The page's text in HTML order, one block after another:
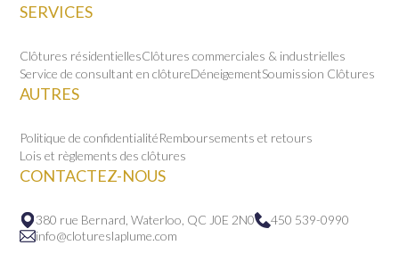
SERVICES
Clôtures résidentiellesClôtures commerciales & industrielles
Service de consultant en clôtureDéneigementSoumission Clôtures
AUTRES
Politique de confidentialitéRemboursements et retours
Lois et règlements des clôtures
CONTACTEZ-NOUS
380 rue Bernard, Waterloo, QC J0E 2N0
450 539-0990
info@clotureslaplume.com